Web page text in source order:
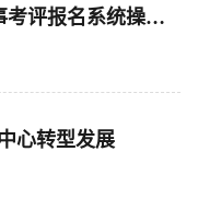
考评报名系统操作
心转型发展